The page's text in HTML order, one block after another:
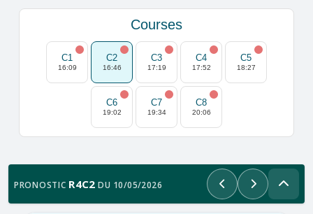
Courses
C1
16:09
C2
16:46
C3
17:19
C4
17:52
C5
18:27
C6
19:02
C7
19:34
C8
20:06
PRONOSTIC R4C2 DU 10/05/2026 PrécédentSuivant